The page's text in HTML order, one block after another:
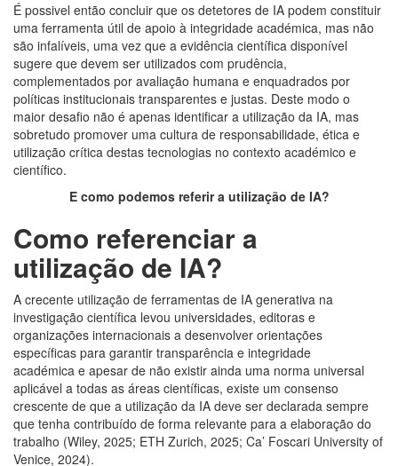
É possivel então concluir que os detetores de IA podem constituir
uma ferramenta útil de apoio à integridade académica, mas não
são infalíveis, uma vez que a evidência científica disponível
sugere que devem ser utilizados com prudência,
complementados por avaliação humana e enquadrados por
políticas institucionais transparentes e justas. Deste modo o
maior desafio não é apenas identificar a utilização da IA, mas
sobretudo promover uma cultura de responsabilidade, ética e
utilização crítica destas tecnologias no contexto académico e
científico.
E como podemos referir a utilização de IA?
Como referenciar a
utilização de IA?
A crecente utilização de ferramentas de IA generativa na
investigação científica levou universidades, editoras e
organizações internacionais a desenvolver orientações
específicas para garantir transparência e integridade
académica e apesar de não existir ainda uma norma universal
aplicável a todas as áreas científicas, existe um consenso
crescente de que a utilização da IA deve ser declarada sempre
que tenha contribuído de forma relevante para a elaboração do
trabalho (Wiley, 2025; ETH Zurich, 2025; Ca’ Foscari University of
Venice, 2024).